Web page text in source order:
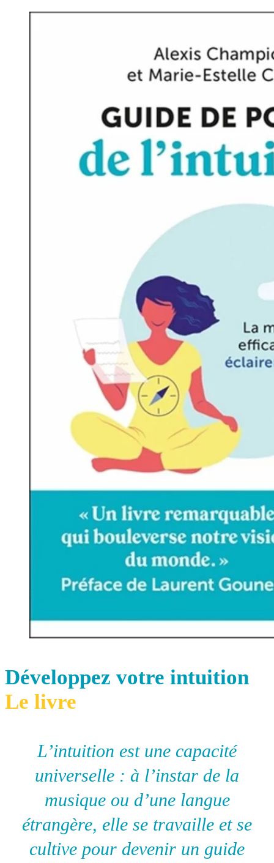
Développez votre intuition
Le livre
L’intuition est une capacité
universelle : à l’instar de la
musique ou d’une langue
étrangère, elle se travaille et se
cultive pour devenir un guide